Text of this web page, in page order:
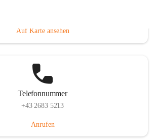
Auf Karte ansehen
Telefonnummer
+43 2683 5213
Anrufen